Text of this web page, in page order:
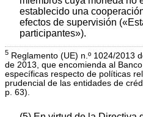
establecido una
efectos de supervisión
participantes»).
5 Reglamento (UE) n.º 1024/2013
de 2013, que encomienda al
específicas respecto de políticas
prudencial de las entidades de
p. 63).